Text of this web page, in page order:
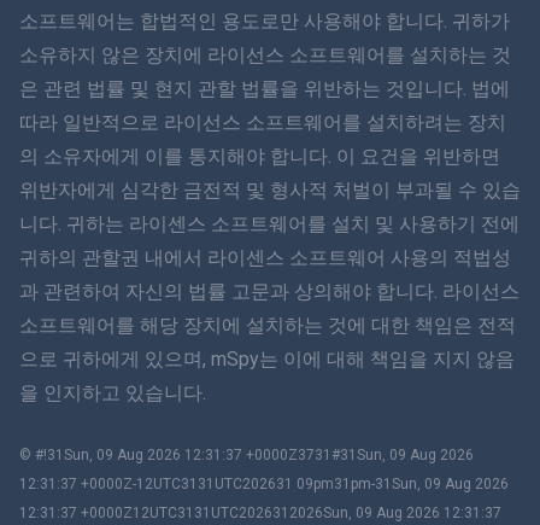
ภาษาไทย
简体中文
Dansk
हिंदी
עברית
로마나
한국어
소프트웨어는 합법적인 용도로만 사용해야 합니다. 귀하가
소유하지 않은 장치에 라이선스 소프트웨어를 설치하는 것
은 관련 법률 및 현지 관할 법률을 위반하는 것입니다. 법에
따라 일반적으로 라이선스 소프트웨어를 설치하려는 장치
의 소유자에게 이를 통지해야 합니다. 이 요건을 위반하면
위반자에게 심각한 금전적 및 형사적 처벌이 부과될 수 있습
니다. 귀하는 라이센스 소프트웨어를 설치 및 사용하기 전에
귀하의 관할권 내에서 라이센스 소프트웨어 사용의 적법성
과 관련하여 자신의 법률 고문과 상의해야 합니다. 라이선스
소프트웨어를 해당 장치에 설치하는 것에 대한 책임은 전적
으로 귀하에게 있으며, mSpy는 이에 대해 책임을 지지 않음
을 인지하고 있습니다.
© #!31Sun, 09 Aug 2026 12:31:37 +0000Z3731#31Sun, 09 Aug 2026
12:31:37 +0000Z-12UTC3131UTC202631 09pm31pm-31Sun, 09 Aug 2026
12:31:37 +0000Z12UTC3131UTC2026312026Sun, 09 Aug 2026 12:31:37